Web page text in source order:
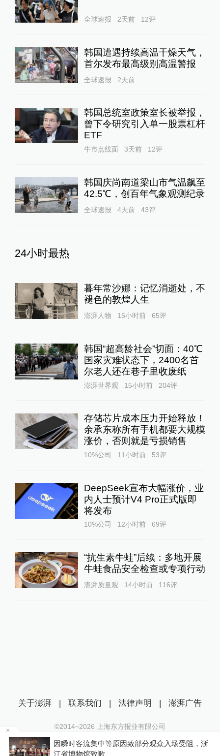
全球速报 2天前 12评
韩国遭遇持续高温干燥天气，
首尔发布最高级别高温警报
全球速报 2天前
韩国总统室政策室长被举报，
曾下令研究引入单一股票杠杆
ETF
牛市点线面 3天前 12评
韩国庆尚南道梁山市气温飙至
42.5℃，创百年气象观测纪录
全球速报 4天前 43评
24小时最热
暮年常沙娜：记忆消逝处，不
褪色的敦煌人生
澎湃人物 15小时前 65评
韩国“超高龄社会”切面：40℃
国家灾难状态下，2400名首
尔老人还在巷子里收废纸
澎湃世界观 15小时前 204评
存储芯片成本压力开始释放！
余承东称所有手机都要大规模
涨价，否则就是亏损销售
10%公司 11小时前 53评
DeepSeek宣布大幅涨价，业
内人士预计V4 Pro正式版即
将发布
10%公司 12小时前 69评
“抗生素牛蛙”后续：多地开展
牛蛙食品安全检查或专项行动
澎湃质量观 14小时前 116评
因瞬时客流集中等原因致部分观众入场受阻，浙
江省博物馆致歉
关于澎湃 | 联系我们 | 法律声明 | 澎湃广告
©2014~2026 上海东方报业有限公司
沪ICP证：沪B2-20170116 | 沪ICP备14003370号
互联网新闻信息服务许可证：31120170006